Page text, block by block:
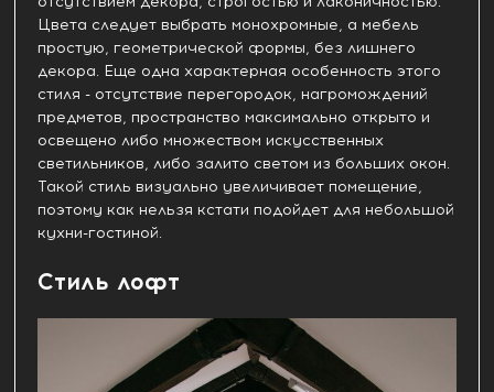
Цвета следует выбрать монохромные, а мебель
простую, геометрической формы, без лишнего
декора. Еще одна характерная особенность этого
стиля - отсутствие перегородок, нагромождений
предметов, пространство максимально открыто и
освещено либо множеством искусственных
светильников, либо залито светом из больших окон.
Такой стиль визуально увеличивает помещение,
поэтому как нельзя кстати подойдет для небольшой
кухни-гостиной.
Стиль лофт